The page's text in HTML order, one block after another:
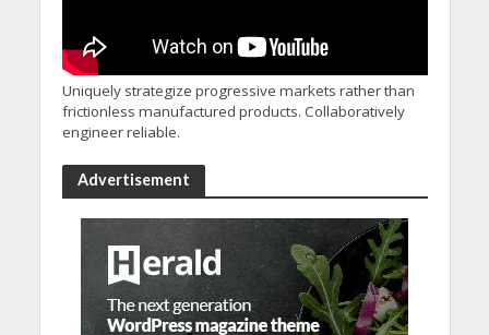
Uniquely strategize progressive markets rather than
frictionless manufactured products. Collaboratively
engineer reliable.
Advertisement